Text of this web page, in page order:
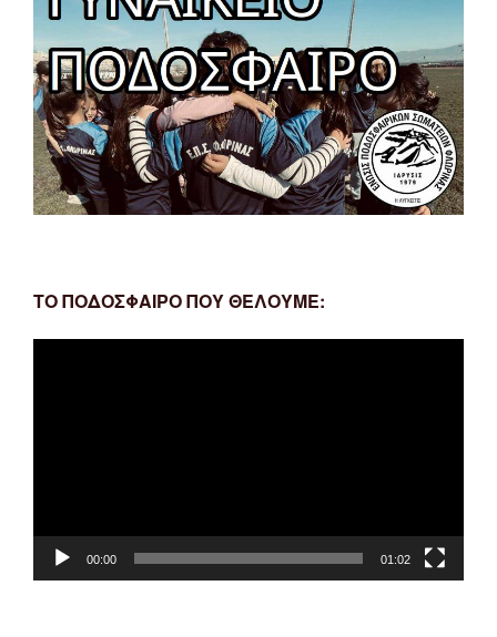
ΤΟ ΠΟΔΟΣΦΑΙΡΟ ΠΟΥ ΘΕΛΟΥΜΕ:
00:00 01:02